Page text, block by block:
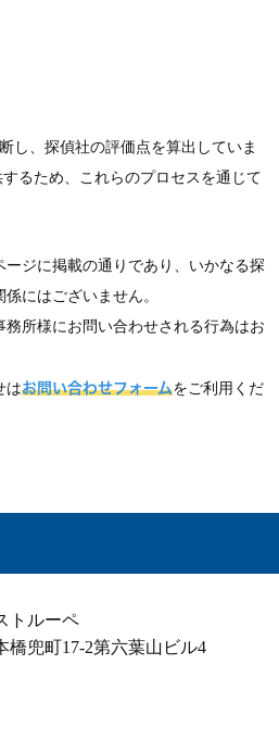
し、探偵社の評価点を算出していま
るため、これらのプロセスを通じて
ジに掲載の通りであり、いかなる探
にはございません。
所様にお問い合わせされる行為はお
はお問い合わせフォームをご利用くだ
トルーペ
橋兜町17-2第六葉山ビル4